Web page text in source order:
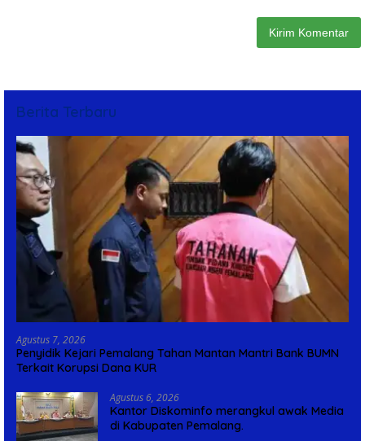
Berita Terbaru
Agustus 7, 2026
Penyidik Kejari Pemalang Tahan Mantan Mantri Bank BUMN
Terkait Korupsi Dana KUR
Agustus 6, 2026
Kantor Diskominfo merangkul awak Media
di Kabupaten Pemalang.